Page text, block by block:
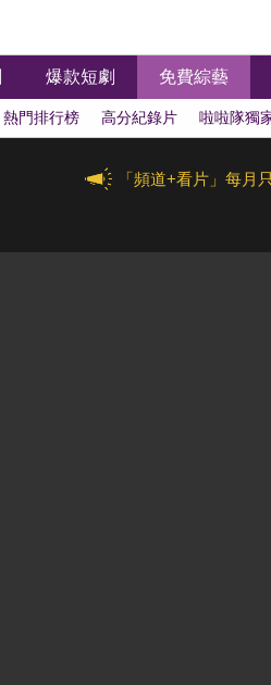
爆款短劇 免費綜藝
熱門排行榜 高分紀錄片 啦啦隊獨
「頻道+看片」每月